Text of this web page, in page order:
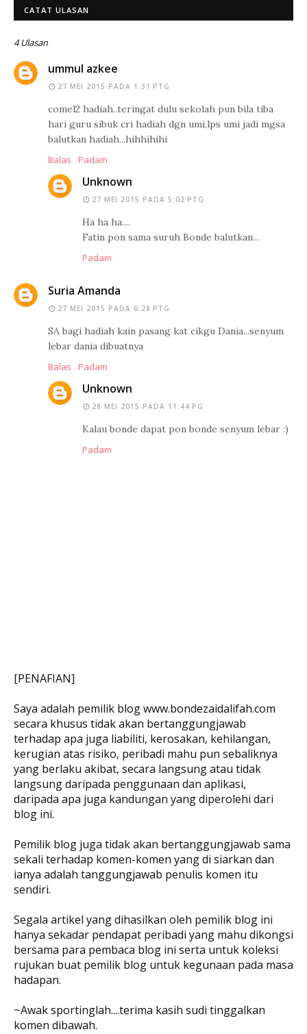
CATAT ULASAN
4 Ulasan
ummul azkee
27 MEI 2015 PADA 1:31 PTG
comel2 hadiah..teringat dulu sekolah pun bila tiba
hari guru sibuk cri hadiah dgn umi,lps umi jadi mgsa
balutkan hadiah...hihhihihi
Balas
Padam
Unknown
27 MEI 2015 PADA 5:02 PTG
Ha ha ha....
Fatin pon sama suruh Bonde balutkan...
Padam
Suria Amanda
27 MEI 2015 PADA 6:28 PTG
SA bagi hadiah kain pasang kat cikgu Dania...senyum
lebar dania dibuatnya
Balas
Padam
Unknown
28 MEI 2015 PADA 11:44 PG
Kalau bonde dapat pon bonde senyum lebar :)
Padam
[PENAFIAN]
Saya adalah pemilik blog www.bondezaidalifah.com
secara khusus tidak akan bertanggungjawab
terhadap apa juga liabiliti, kerosakan, kehilangan,
kerugian atas risiko, peribadi mahu pun sebaliknya
yang berlaku akibat, secara langsung atau tidak
langsung daripada penggunaan dan aplikasi,
daripada apa juga kandungan yang diperolehi dari
blog ini.
Pemilik blog juga tidak akan bertanggungjawab sama
sekali terhadap komen-komen yang di siarkan dan
ianya adalah tanggungjawab penulis komen itu
sendiri.
Segala artikel yang dihasilkan oleh pemilik blog ini
hanya sekadar pendapat peribadi yang mahu dikongsi
bersama para pembaca blog ini serta untuk koleksi
rujukan buat pemilik blog untuk kegunaan pada masa
hadapan.
~Awak sportinglah....terima kasih sudi tinggalkan
komen dibawah.